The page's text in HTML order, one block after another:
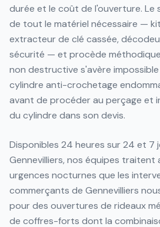
durée et le coût de l'ouverture. Le
de tout le matériel nécessaire —
extracteur de clé cassée,
sécurité — et procède
non destructive s'avère
cylindre anti-crochetage
avant de procéder au perçage et
du cylindre dans son devis.
Disponibles 24 heures sur 24 et 7
Gennevilliers, nos équipes traitent
urgences nocturnes que les
commerçants de Gennevilliers
pour des ouvertures de rideaux
de coffres-forts dont la